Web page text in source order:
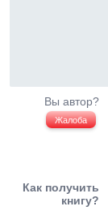
Вы автор?
Жалоба
Как получить
книгу?